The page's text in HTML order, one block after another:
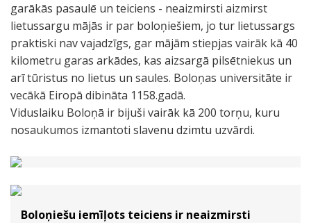
garākās pasaulē un teiciens - neaizmirsti aizmirst
lietussargu mājās ir par boloņiešiem, jo tur lietussargs
praktiski nav vajadzīgs, gar mājām stiepjas vairāk kā 40
kilometru garas arkādes, kas aizsargā pilsētniekus un
arī tūristus no lietus un saules. Boloņas universitāte ir
vecākā Eiropā dibināta 1158.gadā.
Viduslaiku Boloņā ir bijuši vairāk kā 200 torņu, kuru
nosaukumos izmantoti slavenu dzimtu uzvārdi.
Boloņiešu iemīļots teiciens ir neaizmirsti